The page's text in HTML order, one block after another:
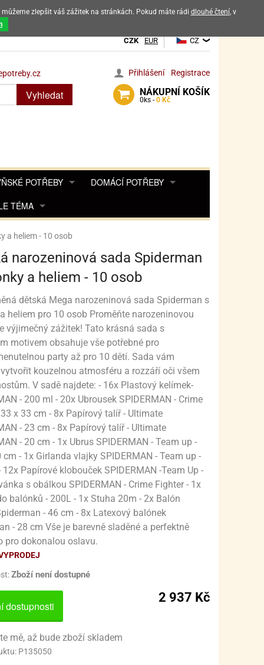
výrobků
CZK EUR CZ
Přihlášení Registrace
NÁKUPNÍ KOŠÍK
0 ks - 0 Kč
Vyhledat
POTŘEBY
KOŘENKY
DESINFEKCE, OCHRANA
KÁVOVARŮ
SADY
A RENDLÍKY
HRNCE NEREZ
POKLICE NA HRNCE
TLAKOVÝ HRNEC
VLOŽKY
NÁČINÍ
TEXTIL
VÁHY
A ODPECKOVÁVAČE
A MISKY
STROJKY
NÁDOBÍ
BRČKA, SLÁMKY
POHÁRKY NA DEZERTY, FINGERFOOD
POHÁRKY, SKLENKY, KELÍMKY
NÁPOJE
SKLENICE
ČAJNÍKY A ČAJOVÉ KONVICE
A PORCOVÁNÍ
ODMĚRKY
PŘÍBORY
HRNCŮ
ŠKRABKY A KRÁJEČE
DOMÁCÍ POTŘEBY
KOŠÍKY
KOUPELNA
OCHRANNÉ MASKY
SÍTĚ PROTI HMYZU
ÚKLID DOMÁCNOSTI
USKLADNĚNÍ
VOŇKY DO AUTA
TÉMA
POHÁDKY A HRYPRO FANOUŠKY ANGRY BIRDS
PRO FANOUŠKY BARBIE
PRO FANOUŠKY CARS (AUTA)
PRO FANOUŠKY FORTNITE
PRO FANOUŠKY FROZEN (LEDOVÉ KRÁLOVSTVÍ)
PRO FANOUŠKY HARRY POTTER
PRO FANOUŠKY HELLO KITTY
PRO FANOUŠKY HLEDÁ SE DORY A NEMO
NA DORTY A OSLAVU S JEDNOROŽCI
PRO FANOUŠKY KOMIKSŮ MARVEL, DC COMICS
PRO FANOUŠKY MIRACULOUS LADYBUG
PRO FANOUŠKY KRTEČKA
PRO FANOUŠKY L.O.L. SURPRISE!
PRO FANOUŠKY MÁŠA A MEDVĚD
PRO FANOUŠKY MINECRAFT
NAROZENINOVÉ SVÍČKY
MIMINKA
PRO HOLKY
PRO KLUKY
VÁNOČNÍ ZDOBENÍ
VÁNOČNÍ BALENÍ
HUDBA
SPORT
a heliem - 10 osob
narozeninová sada Spiderman
a heliem - 10 osob
dětská Mega narozeninová sada Spiderman s
heliem pro 10 osob Proměňte narozeninovou
výjimečný zážitek! Tato krásná sada s
motivem obsahuje vše potřebné pro
party až pro 10 dětí. Sada vám
kouzelnou atmosféru a rozzáří oči všem
V sadě najdete: - 16x Plastový kelímek-
- 200 ml - 20x Ubrousek SPIDERMAN - Crime
x 33 cm - 8x Papírový talíř - Ultimate
- 23 cm - 8x Papírový talíř - Ultimate
- 20 cm - 1x Ubrus SPIDERMAN - Team up -
cm - 1x Girlanda vlajky SPIDERMAN - Team up -
Papírové klobouček SPIDERMAN -Team Up -
s obálkou SPIDERMAN - Crime Fighter - 1x
balónků - 200L - 1x Stuha 20m - 2x Balón
- 46 cm - 8x Latexový balónek
- 28 cm Vše je barevně sladěné a perfektně
pro dokonalou oslavu.
Zboží není dostupné
2 937 Kč
dostupnosti
mě, až bude zboží skladem
P135050
zlepšit váš zážitek na stránkách. Pokud máte rádi dlouhé čtení, v